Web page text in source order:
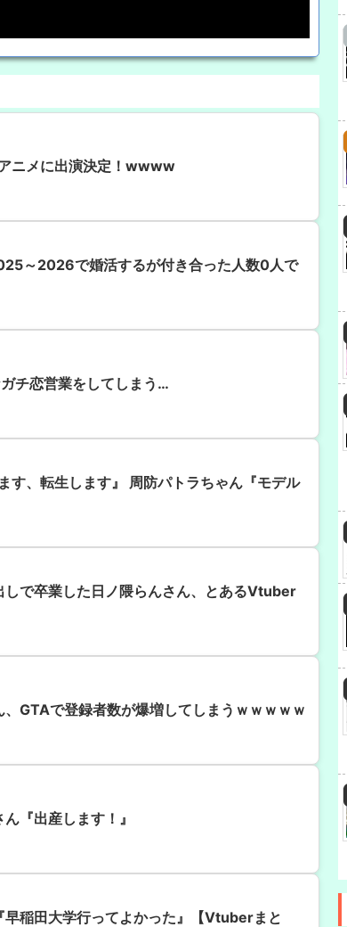
ニメに出演決定！wwww
～2026で婚活するが付き合った人数0人で
チ恋営業をしてしまう…
す、転生します』 周防パトラちゃん『モデル
しで卒業した日ノ隈らんさん、とあるVtuber
、GTAで登録者数が爆増してしまうｗｗｗｗｗ
『出産します！』
早稲田大学行ってよかった』【Vtuberまと